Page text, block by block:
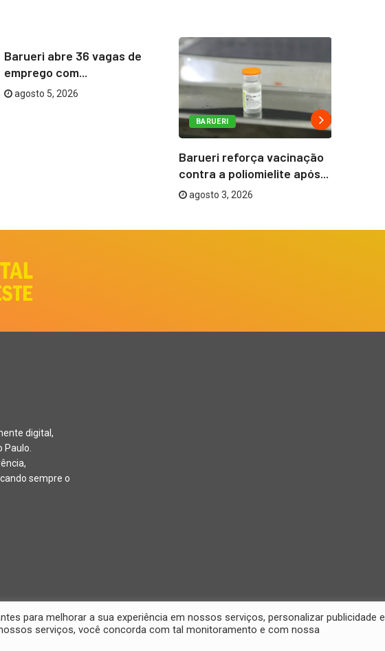
Barueri abre 36 vagas de
emprego com...
agosto 5, 2026
BARUERI
Barueri reforça vacinação
contra a poliomielite após...
agosto 3, 2026
digital,
sempre o
Copyright © 2026 Jornal Digital da Região Oeste | Desenvolvido por 2D Comunicações
para melhorar a sua experiência em nossos serviços, personalizar publicidade e
serviços, você concorda com tal monitoramento e com nossa